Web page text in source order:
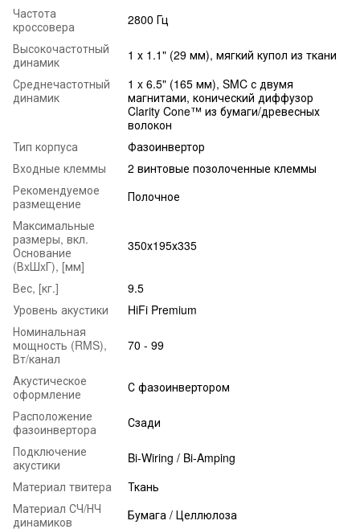
Частота
кроссовера
2800 Гц
Высокочастотный
динамик
1 х 1.1" (29 мм), мягкий купол из ткани
Среднечастотный
динамик
1 x 6.5" (165 мм), SMC с двумя
магнитами, конический диффузор
Clarity Cone™ из бумаги/древесных
волокон
Тип корпуса
Фазоинвертор
Входные клеммы
2 винтовые позолоченные клеммы
Рекомендуемое
размещение
Полочное
Максимальные
размеры, вкл.
Основание
(ВxШxГ), [мм]
350х195х335
Вес, [кг.]
9.5
Уровень акустики
HiFi Premium
Номинальная
мощность (RMS),
Вт/канал
70 - 99
Акустическое
оформление
С фазоинвертором
Расположение
фазоинвертора
Сзади
Подключение
акустики
Bi-Wiring / Bi-Amping
Материал твитера
Ткань
Материал СЧ/НЧ
динамиков
Бумага / Целлюлоза